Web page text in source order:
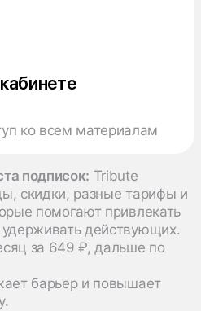
ко всем материалам
подписок: Tribute
скидки, разные тарифы и
помогают привлекать
действующих.
за 649 ₽, дальше по
барьер и повышает